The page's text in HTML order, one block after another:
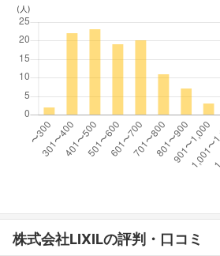
(人)
株式会社LIXILの評判・口コミ